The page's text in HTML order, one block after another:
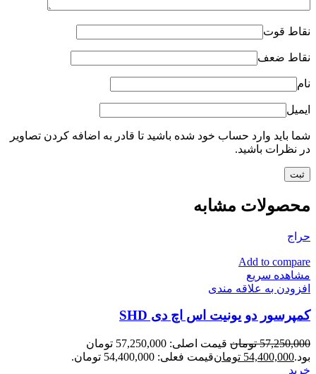
نقاط قوت
نقاط ضعف
نام
ایمیل
شما باید وارد حساب خود شده باشید تا قادر به اضافه کردن تصاویر
در نظرات باشید.
محصولات مشابه
حراج
Add to compare
مشاهده سریع
افزودن به علاقه مندی
کمپرسور دو یونیت اس اچ دی SHD
57,250,000 تومان
قیمت اصلی: 57,250,000 تومان
بود.54,400,000 تومانقیمت فعلی: 54,400,000 تومان.
خرید